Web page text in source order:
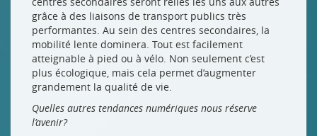
grâce à des liaisons de transport publics très
performantes. Au sein des centres secondaires, la
mobilité lente dominera. Tout est facilement
atteignable à pied ou à vélo. Non seulement c’est
plus écologique, mais cela permet d’augmenter
grandement la qualité de vie.
Quelles autres tendances numériques nous réserve
l’avenir?